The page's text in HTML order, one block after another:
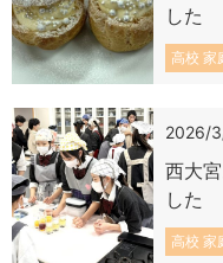
した
高校 家
2026/
西大
した
高校 家